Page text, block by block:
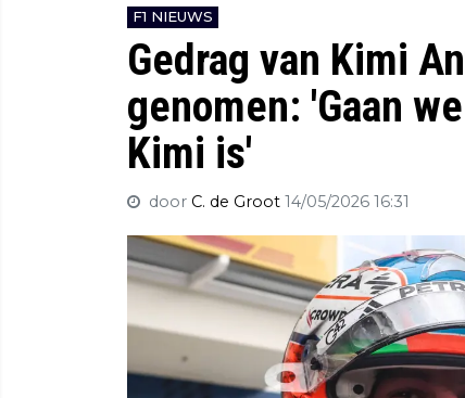
F1 NIEUWS
Gedrag van Kimi
genomen: 'Gaan
Kimi is'
door C. de Groot 14/05/2026 16:31